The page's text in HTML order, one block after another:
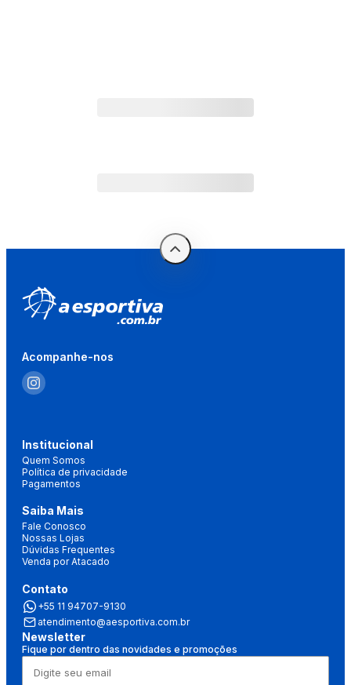
Acompanhe-nos
Institucional
Quem Somos
Política de privacidade
Pagamentos
Saiba Mais
Fale Conosco
Nossas Lojas
Dúvidas Frequentes
Venda por Atacado
Contato
+55 11 94707-9130
atendimento@aesportiva.com.br
Newsletter
Fique por dentro das novidades e promoções